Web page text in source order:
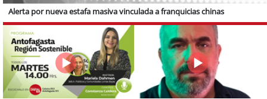
Alerta por nueva estafa masiva vinculada a franquicias chinas